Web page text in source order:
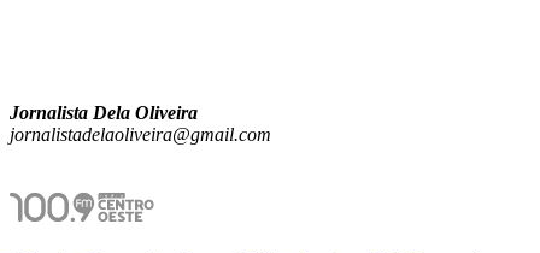
Jornalista Dela Oliveira
jornalistadelaoliveira@gmail.com